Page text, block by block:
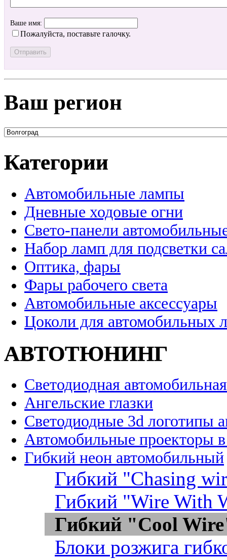
Ваше имя:
Пожалуйста, поставьте галочку.
Ваш регион
Категории
Автомобильные лампы
Дневные ходовые огни
Свето-панели
Набор ламп для подсветки
Оптика, фары
Фары рабочего света
Автомобильные аксессуары
Цоколи для автомобильных
АВТОТЮНИНГ
Светодиодная
Ангельские глазки
Светодиодные 3d логотипы
Автомобильные проекторы
Гибкий неон автомобильный
Гибкий "Chasing
Гибкий "Wire With
Гибкий "Cool
Блоки розжига